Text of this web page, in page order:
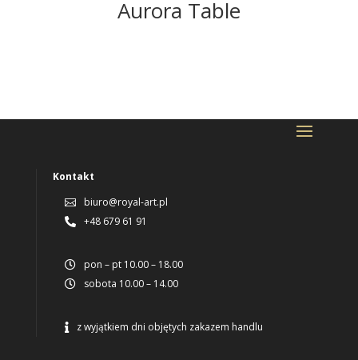
Aurora Table
Kontakt
 biuro@royal-art.pl
 +48 679 61 91
 pon – pt 10.00 – 18.00
 sobota 10.00 – 14.00
 z wyjątkiem dni objętych zakazem handlu